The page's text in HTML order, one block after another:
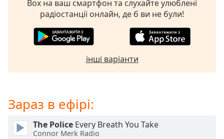
subtitles
settings
dialog
subtitles
Picture-
Picture
Box на ваш смартфон та слухайте улюблені
радіостанції онлайн, де б ви не були!
інші варіанти
Зараз в ефірі:
The Police Every Breath You Take
Connor Merk Radio